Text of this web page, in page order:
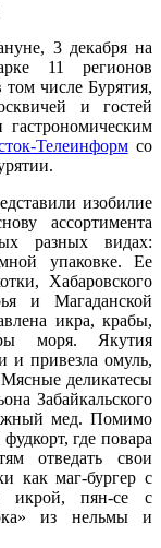
3 декабря на
11 регионов
том числе Бурятия,
и гостей
Телеинформсо
изобилие
ассортимента
разных видах:
упаковке. Ее
Хабаровского
и Магаданской
икра, крабы,
моря. Якутия
и привезла омуль,
деликатесы
Забайкальского
мед. Помимо
где повара
отведать свои
как маг-бургер с
икрой, пян-се с
из нельмы и